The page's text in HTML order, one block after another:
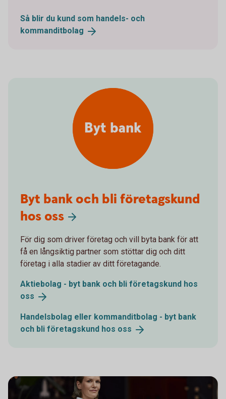
Så blir du kund som handels- och
kommanditbolag
Byt bank och bli företagskund
hos oss
För dig som driver företag och vill byta bank för att
få en långsiktig partner som stöttar dig och ditt
företag i alla stadier av ditt företagande.
Aktiebolag - byt bank och bli företagskund hos
oss
Handelsbolag eller kommanditbolag - byt bank
och bli företagskund hos oss
Byt bank